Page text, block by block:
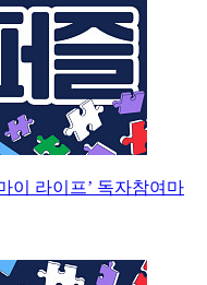
이 라이프’ 독자참여마